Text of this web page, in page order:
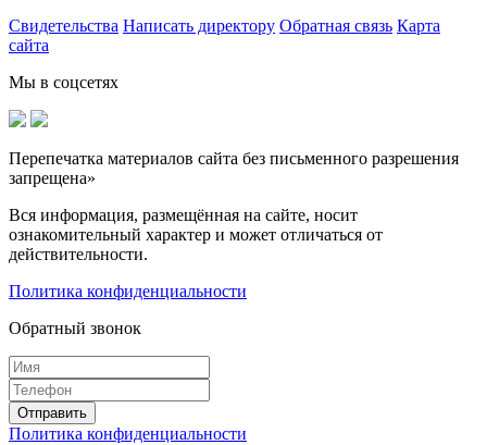
Свидетельства Написать директору Обратная связь Карта
сайта
Мы в соцсетях
Перепечатка материалов сайта без письменного разрешения
запрещена»
Вся информация, размещённая на сайте, носит
ознакомительный характер и может отличаться от
действительности.
Политика конфиденциальности
Обратный звонок
Политика конфиденциальности